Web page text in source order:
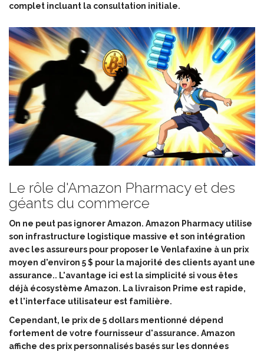
complet incluant la consultation initiale.
Le rôle d'Amazon Pharmacy et des
géants du commerce
On ne peut pas ignorer Amazon. Amazon Pharmacy utilise
son infrastructure logistique massive et son intégration
avec les assureurs pour proposer le Venlafaxine à un prix
moyen d'environ 5 $ pour la majorité des clients ayant une
assurance.. L'avantage ici est la simplicité si vous êtes
déjà écosystème Amazon. La livraison Prime est rapide,
et l'interface utilisateur est familière.
Cependant, le prix de 5 dollars mentionné dépend
fortement de votre fournisseur d'assurance. Amazon
affiche des prix personnalisés basés sur les données